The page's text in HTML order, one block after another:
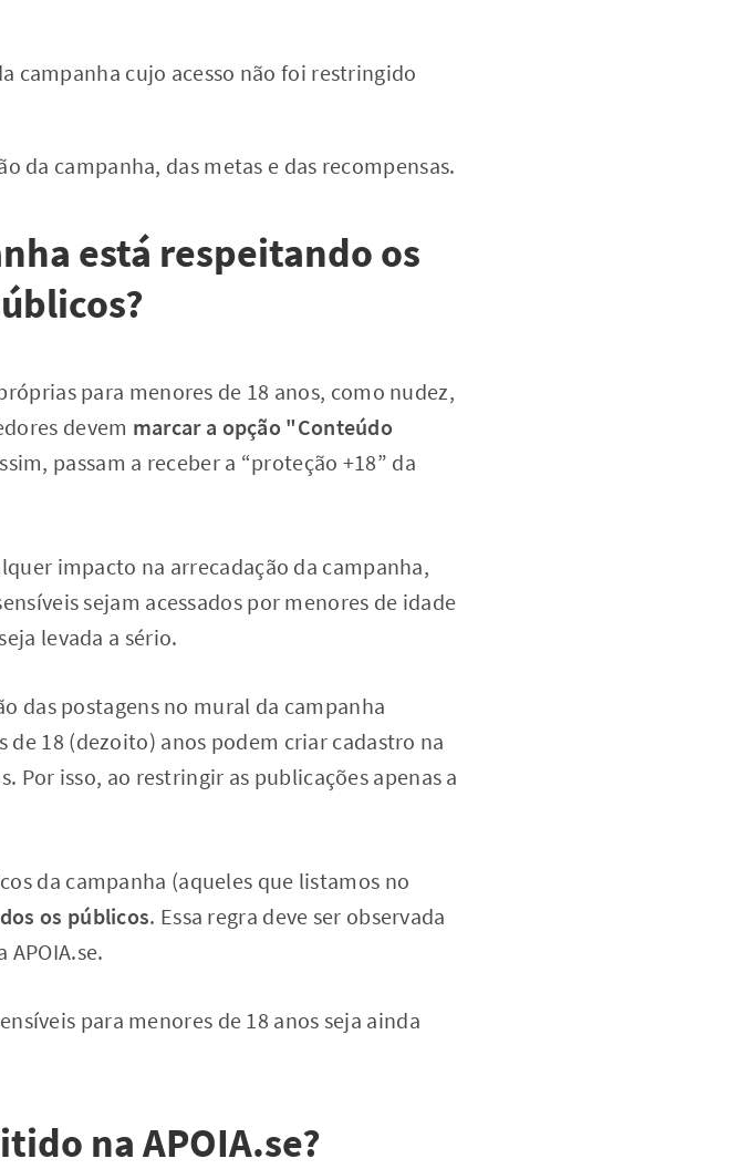
campanha cujo acesso não foi restringido
da campanha, das metas e das recompensas.
está respeitando os
para menores de 18 anos, como nudez,
devem marcar a opção "Conteúdo
passam a receber a “proteção +18” da
impacto na arrecadação da campanha,
sejam acessados por menores de idade
levada a sério.
das postagens no mural da campanha
de 18 (dezoito) anos podem criar cadastro na
isso, ao restringir as publicações apenas a
da campanha (aqueles que listamos no
os públicos. Essa regra deve ser observada
para menores de 18 anos seja ainda
na APOIA.se?